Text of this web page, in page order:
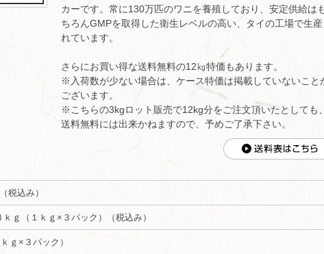
カーです。常に130万匹のワニを養殖しており、安定供給は
ちろんGMPを取得した衛生レベルの高い、タイの工場で生
れています。
さらにお買い得な送料無料の12㎏特価もあります。
※入荷数が少ない場合は、ケース特価は掲載していないこと
ございます。
※こちらの3kgロット販売で12kg分をご注文頂いたとしても
送料無料には出来かねますので、予めご了承下さい。
税込み）
ｋｇ（１ｋｇ×３パック）（税込み）
ｇ×３パック）